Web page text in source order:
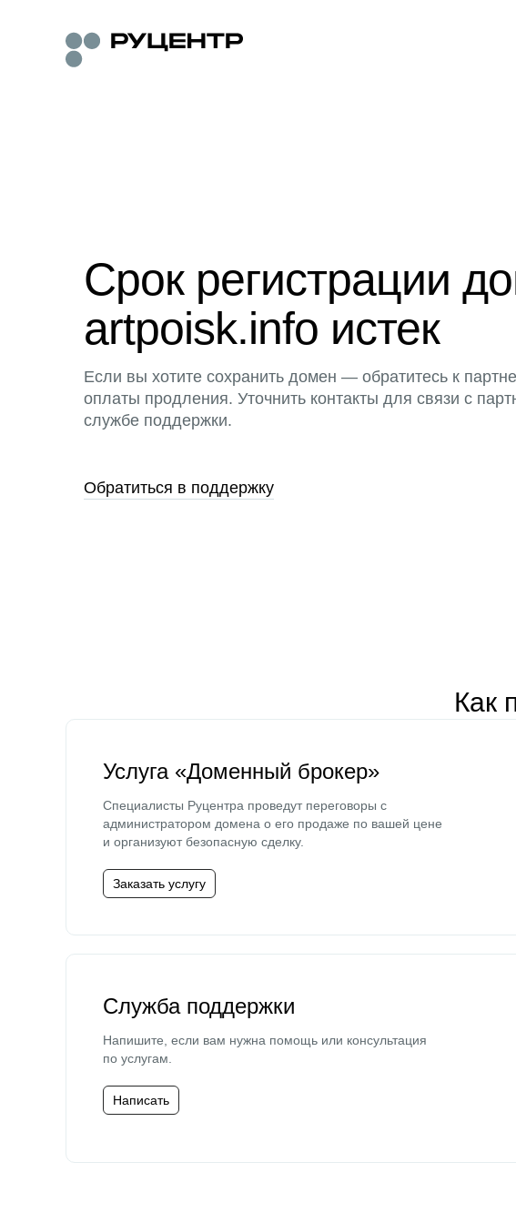
Срок регистрации
artpoisk.info истек
Если вы хотите сохранить домен — обратитесь к
оплаты продления. Уточнить контакты для связи с
службе поддержки.
Обратиться в поддержку
Как
Услуга «Доменный брокер»
Специалисты Руцентра проведут переговоры с
администратором домена о его продаже по вашей цене
и организуют безопасную сделку.
Заказать услугу
Служба поддержки
Напишите, если вам нужна помощь или консультация
по услугам.
Написать